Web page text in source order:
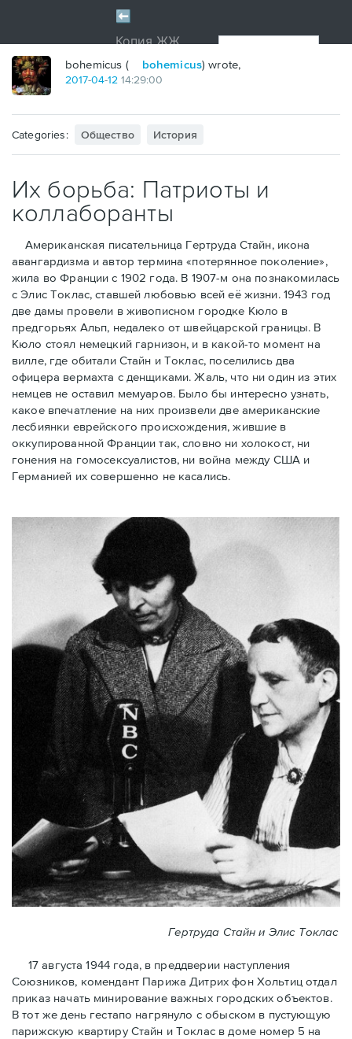
bohemicus ( bohemicus) wrote,
2017-04-12 14:29:00
Categories: Общество История
Их борьба: Патриоты и
коллаборанты
Американская писательница Гертруда Стайн, икона
авангардизма и автор термина «потерянное поколение»,
жила во Франции с 1902 года. В 1907-м она познакомилась
с Элис Токлас, ставшей любовью всей её жизни. 1943 год
две дамы провели в живописном городке Кюло в
предгорьях Альп, недалеко от швейцарской границы. В
Кюло стоял немецкий гарнизон, и в какой-то момент на
вилле, где обитали Стайн и Токлас, поселились два
офицера вермахта с денщиками. Жаль, что ни один из этих
немцев не оставил мемуаров. Было бы интересно узнать,
какое впечатление на них произвели две американские
лесбиянки еврейского происхождения, жившие в
оккупированной Франции так, словно ни холокост, ни
гонения на гомосексуалистов, ни война между США и
Германией их совершенно не касались.
Гертруда Стайн и Элис Токлас
17 августа 1944 года, в преддверии наступления
Союзников, комендант Парижа Дитрих фон Хольтиц отдал
приказ начать минирование важных городских объектов.
В тот же день гестапо нагрянуло с обыском в пустующую
парижскую квартиру Стайн и Токлaс в домe номер 5 на